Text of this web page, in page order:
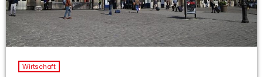
Wirtschaft